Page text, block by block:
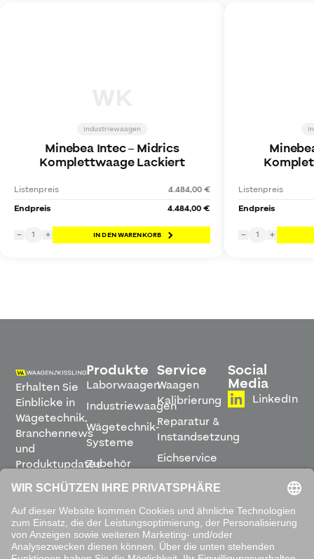
Industriewaagen
Minebea Intec–Midrics
Komplettwaage Lackiert
Listenpreis
4.484,00 €
Endpreis
4.484,00 €
− 1 + IN DEN WARENKORB
Listenpreis
Endpreis
− 1 +
Erhalten Sie
Einblicke in
Wägetechnik,
Branchennews
und
Produktupdates
direkt in
Ihren
Posteingang.
Produkte
Laborwaagen
Industriewaagen
Wägetechnik-
Systeme
Zubehör
Software
Service
Waagen
Kalibrierung
Reparatur &
Instandsetzung
Eichservice
Montage &
Inbetriebnahme
Leihwaagen
&
Mietservice
Social
Media
LinkedIn